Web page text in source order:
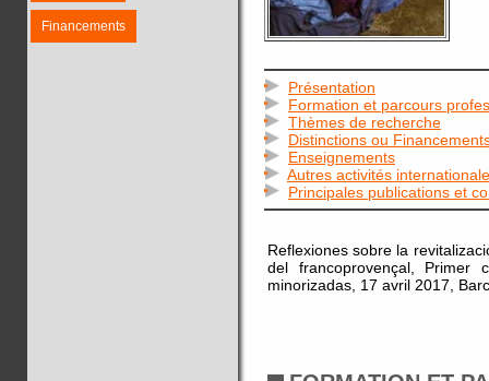
Financements
Présentation
Formation et parcours
Thèmes de recherche
Distinctions ou
Enseignements
Autres activités
Principales publications et
Reflexiones sobre la
del francoprovençal, Primer
minorizadas, 17 avril 2017,